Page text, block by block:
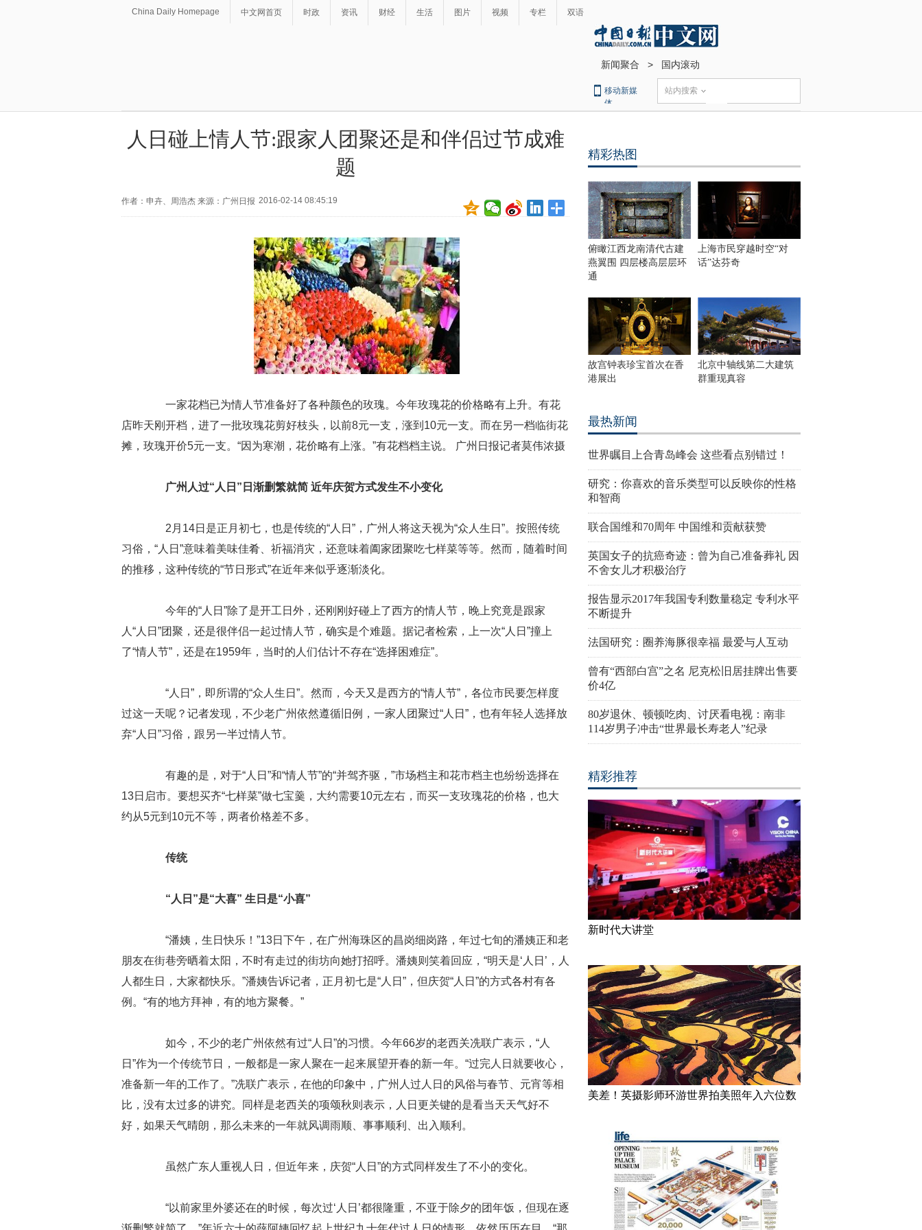
China Daily Homepage 中文网首页 时政 资讯 财经 生活 图片 视频 专栏 双语
新闻聚合 > 国内滚动
移动新媒
体
站内搜索
人日碰上情人节:跟家人团聚还是和伴侣过节成难
题
作者：申卉、周浩杰 来源：广州日报 2016-02-14 08:45:19
一家花档已为情人节准备好了各种颜色的玫瑰。今年玫瑰花的价格略有上升。有花
店昨天刚开档，进了一批玫瑰花剪好枝头，以前8元一支，涨到10元一支。而在另一档临街花
摊，玫瑰开价5元一支。“因为寒潮，花价略有上涨。”有花档档主说。 广州日报记者莫伟浓摄
广州人过“人日”日渐删繁就简 近年庆贺方式发生不小变化
2月14日是正月初七，也是传统的“人日”，广州人将这天视为“众人生日”。按照传统
习俗，“人日”意味着美味佳肴、祈福消灾，还意味着阖家团聚吃七样菜等等。然而，随着时间
的推移，这种传统的“节日形式”在近年来似乎逐渐淡化。
今年的“人日”除了是开工日外，还刚刚好碰上了西方的情人节，晚上究竟是跟家
人“人日”团聚，还是很伴侣一起过情人节，确实是个难题。据记者检索，上一次“人日”撞上
了“情人节”，还是在1959年，当时的人们估计不存在“选择困难症”。
“人日”，即所谓的“众人生日”。然而，今天又是西方的“情人节”，各位市民要怎样度
过这一天呢？记者发现，不少老广州依然遵循旧例，一家人团聚过“人日”，也有年轻人选择放
弃“人日”习俗，跟另一半过情人节。
有趣的是，对于“人日”和“情人节”的“并驾齐驱，”市场档主和花市档主也纷纷选择在
13日启市。要想买齐“七样菜”做七宝羹，大约需要10元左右，而买一支玫瑰花的价格，也大
约从5元到10元不等，两者价格差不多。
传统
“人日”是“大喜” 生日是“小喜”
“潘姨，生日快乐！”13日下午，在广州海珠区的昌岗细岗路，年过七旬的潘姨正和老
朋友在街巷旁晒着太阳，不时有走过的街坊向她打招呼。潘姨则笑着回应，“明天是‘人日’，人
人都生日，大家都快乐。”潘姨告诉记者，正月初七是“人日”，但庆贺“人日”的方式各村有各
例。“有的地方拜神，有的地方聚餐。”
如今，不少的老广州依然有过“人日”的习惯。今年66岁的老西关冼联广表示，“人
日”作为一个传统节日，一般都是一家人聚在一起来展望开春的新一年。“过完人日就要收心，
准备新一年的工作了。”冼联广表示，在他的印象中，广州人过人日的风俗与春节、元宵等相
比，没有太过多的讲究。同样是老西关的项颂秋则表示，人日更关键的是看当天天气好不
好，如果天气晴朗，那么未来的一年就风调雨顺、事事顺利、出入顺利。
虽然广东人重视人日，但近年来，庆贺“人日”的方式同样发生了不小的变化。
“以前家里外婆还在的时候，每次过‘人日’都很隆重，不亚于除夕的团年饭，但现在逐
精彩热图
俯瞰江西龙南清代古建
燕翼围 四层楼高层层环
通
上海市民穿越时空“对
话”达芬奇
故宫钟表珍宝首次在香
港展出
北京中轴线第二大建筑
群重现真容
最热新闻
世界瞩目上合青岛峰会 这些看点别错过！
研究：你喜欢的音乐类型可以反映你的性格
和智商
联合国维和70周年 中国维和贡献获赞
英国女子的抗癌奇迹：曾为自己准备葬礼 因
不舍女儿才积极治疗
报告显示2017年我国专利数量稳定 专利水平
不断提升
法国研究：圈养海豚很幸福 最爱与人互动
曾有“西部白宫”之名 尼克松旧居挂牌出售要
价4亿
80岁退休、顿顿吃肉、讨厌看电视：南非
114岁男子冲击“世界最长寿老人”纪录
精彩推荐
新时代大讲堂
美差！英摄影师环游世界拍美照年入六位数